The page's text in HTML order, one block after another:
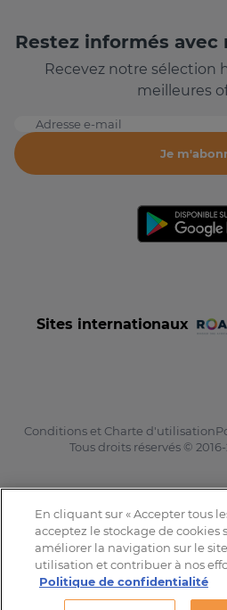
Restez informés
Recevez notre sélection
meilleures
Adresse e-mail
Je
Sites internationaux
Conditions et Charte d'utilisation
Tous droits réservés ©
En cliquant sur « Accepter tous
acceptez le stockage de cookies
améliorer la navigation sur le
utilisation et contribuer à nos
Politique de confidentialité